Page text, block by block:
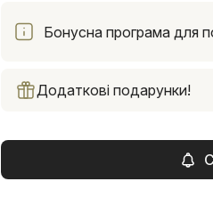
Бонусна програма для
Додаткові подарунки!